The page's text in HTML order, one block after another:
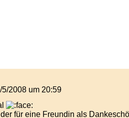
2008 um 20:59
für eine Freundin als